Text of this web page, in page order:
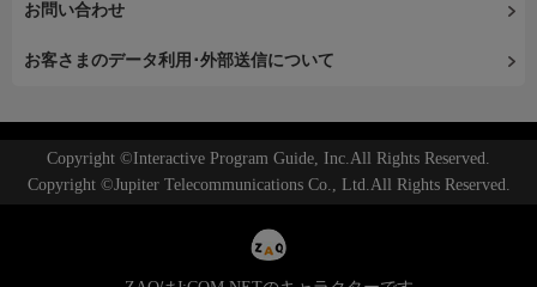
お問い合わせ
お客さまのデータ利用･外部送信について
Copyright ©Interactive Program Guide, Inc.All Rights Reserved.
Copyright ©Jupiter Telecommunications Co., Ltd.All Rights Reserved.